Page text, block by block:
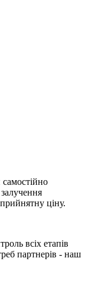
ціну.
всіх етапів
партнерів - наш